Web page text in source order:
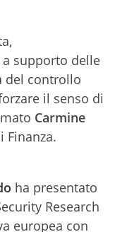
supporto delle
del controllo
il senso di
Carmine
Finanza.
ha presentato
Research
europea con